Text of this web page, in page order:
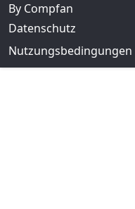
By Compfan
Datenschutz
Nutzungsbedingungen